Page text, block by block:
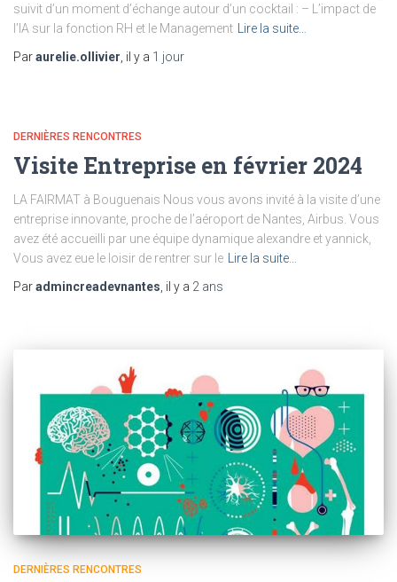
suivit d’un moment d’échange autour d’un cocktail : – L’impact de
l’IA sur la fonction RH et le Management
Lire la suite…
Paraurelie.ollivier , il y a 1 jour
DERNIÈRES RENCONTRES
Visite Entreprise en février 2024
LA FAIRMAT à Bouguenais Nous vous avons invité à la visite d’une
entreprise innovante, proche de l’aéroport de Nantes, Airbus. Vous
avez été accueilli par une équipe dynamique alexandre et yannick,
Vous avez eue le loisir de rentrer sur le
Lire la suite…
Paradmincreadevnantes , il y a 2 ans
DERNIÈRES RENCONTRES